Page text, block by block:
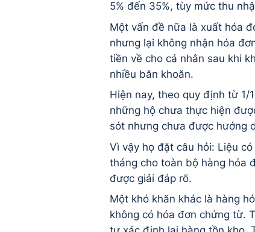
5% đến 35%, tùy mức thu
Một vấn đề nữa là xuất hóa
nhưng lại không nhận hóa
tiền về cho cá nhân sau khi
nhiều băn khoăn.
Hiện nay, theo quy định từ 1/
những hộ chưa thực hiện
sót nhưng chưa được hướng
Vì vậy họ đặt câu hỏi: Liệu
tháng cho toàn bộ hàng hóa
được giải đáp rõ.
Một khó khăn khác là hàng
không có hóa đơn chứng từ.